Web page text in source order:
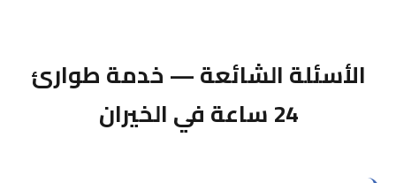
الأسئلة الشائعة — خدمة طوارئ
24 ساعة في الخيران